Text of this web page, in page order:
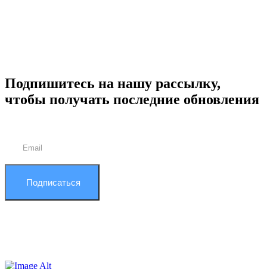
Подпишитесь на нашу рассылку,
чтобы получать последние обновления
Подписаться